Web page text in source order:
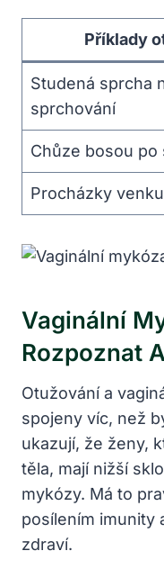
Příklady
Studená sprcha
sprchování
Chůze bosou
Procházky
Vaginální
Rozpoznat
Otužování a
spojeny víc, než
ukazují, že ženy,
těla, mají nižší
mykózy. Má to
posílením imunity
zdraví.